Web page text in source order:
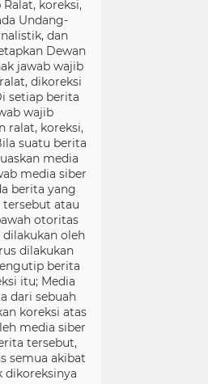
Ralat, koreksi,
Undang-
dan
Dewan
jawab wajib
dikoreksi
setiap berita
wajib
ralat, koreksi,
suatu berita
media
media siber
berita yang
atau
otoritas
oleh
dilakukan
berita
itu; Media
dari sebuah
koreksi atas
media siber
tersebut,
semua akibat
dikoreksinya